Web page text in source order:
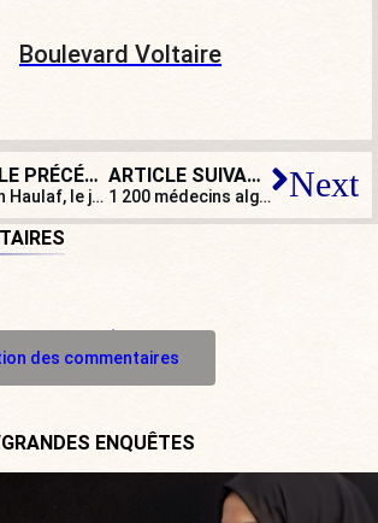
Boulevard Voltaire
ARTICLE PRÉCÉDENT
Baudoin Haulaf, le jeune homme qui veut défendre toutes les statues menacées
ARTICLE SUIVANT
1 200 médecins algériens arrivent en France Next
commentaire
des commentaires
ENQUÊTES